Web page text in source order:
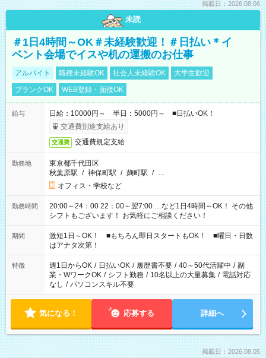
掲載日：2026.08.06
未読
＃1日4時間～OK＃未経験歓迎！＃日払い＊イ
ベント会場でイスや机の運搬のお仕事
アルバイト 職種未経験OK 社会人未経験OK
大学生歓迎
ブランクOK
WEB登録・面接OK
給与
日給：10000円～ 半日：5000円～ ■日払いOK！
交通費別途支給あり
交通費 交通費規定支給
勤務地
東京都千代田区
秋葉原駅 / 神保町駅 / 麹町駅 / …
オフィス・学校など
勤務時間
20:00～24：00 22：00～翌7:00 …など1日4時間～OK！ その他
シフトもございます！ お気軽にご相談ください！
期間
激短1日～OK！ ■もちろん即日スタートもOK！ ■曜日・日数
はアナタ次第！
特徴 週1日からOK / 日払いOK / 履歴書不要 / 40～50代活躍中 / 副
業・WワークOK / シフト勤務 / 10名以上の大量募集 / 電話対応
なし / パソコンスキル不要
気になる！ 応募する 詳細へ
掲載日：2026.08.05